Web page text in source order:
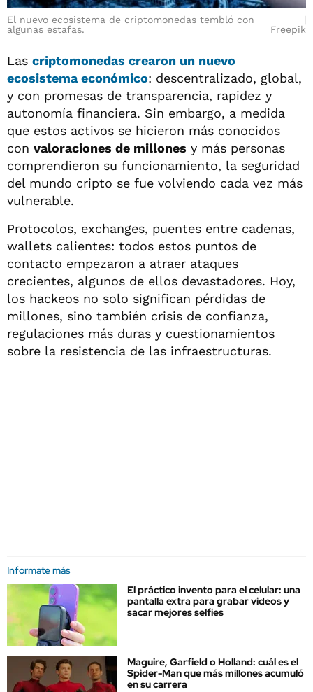
El nuevo ecosistema de criptomonedas tembló con
algunas estafas.
Freepik
Las criptomonedas crearon un nuevo
ecosistema económico: descentralizado, global,
y con promesas de transparencia, rapidez y
autonomía financiera. Sin embargo, a medida
que estos activos se hicieron más conocidos
con valoraciones de millones y más personas
comprendieron su funcionamiento, la seguridad
del mundo cripto se fue volviendo cada vez más
vulnerable.
Protocolos, exchanges, puentes entre cadenas,
wallets calientes: todos estos puntos de
contacto empezaron a atraer ataques
crecientes, algunos de ellos devastadores. Hoy,
los hackeos no solo significan pérdidas de
millones, sino también crisis de confianza,
regulaciones más duras y cuestionamientos
sobre la resistencia de las infraestructuras.
Informate más
El práctico invento para el celular: una
pantalla extra para grabar videos y
sacar mejores selfies
Maguire, Garfield o Holland: cuál es el
Spider-Man que más millones acumuló
en su carrera